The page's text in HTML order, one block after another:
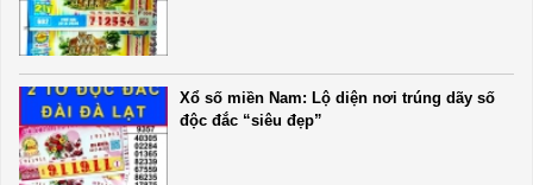
Xổ số miền Nam: Lộ diện nơi trúng dãy số
độc đắc “siêu đẹp”